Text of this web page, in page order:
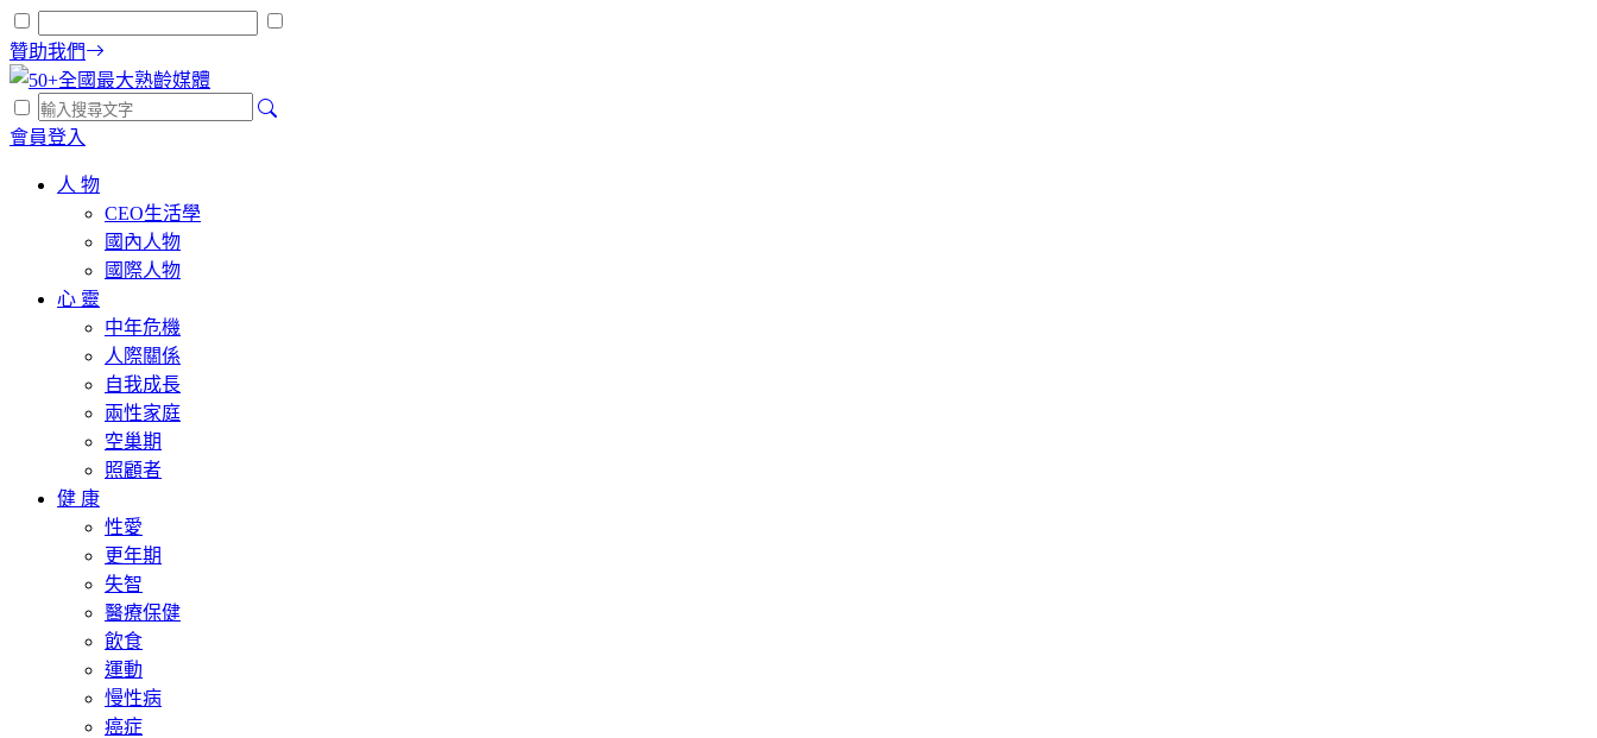
贊助我們
會員登入
人 物
CEO生活學
國內人物
國際人物
心 靈
中年危機
人際關係
自我成長
兩性家庭
空巢期
照顧者
健 康
性愛
更年期
失智
醫療保健
飲食
運動
慢性病
癌症